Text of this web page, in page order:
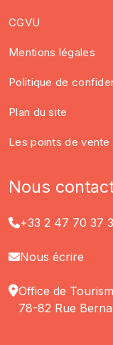
CGVU
Mentions légales
Politique de
Plan du site
Les points de vente
Nous
+33 2 47 70 37
Nous écrire
Office de
78-82 Rue